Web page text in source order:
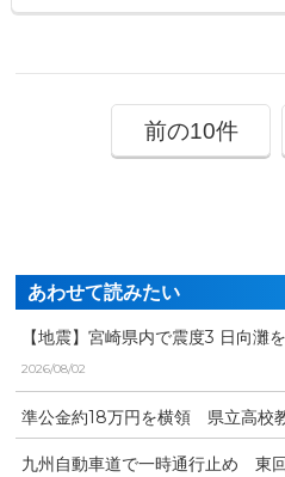
前の10件
あわせて読みたい
【地震】宮崎県内で震度3 日向灘
が発生 津波の心配な...
2026/08/02
準公金約18万円を横領 県立高校
九州自動車道で一時通行止め 東